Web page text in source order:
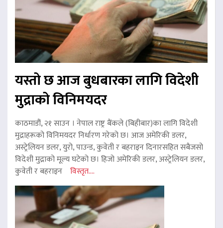
यस्तो छ आज बुधबारका लागि विदेशी
मुद्राको विनिमयदर
काठमाडौं, २१ साउन । नेपाल राष्ट्र बैंकले (बिहीबार)का लागि विदेशी
मुद्राहरूको विनिमयदर निर्धारण गरेको छ। आज अमेरिकी डलर,
अस्ट्रेलियन डलर, युरो, पाउन्ड, कुवेती र बहराइन दिनारसहित सबैजसो
विदेशी मुद्राको मूल्य घटेको छ। हिजो अमेरिकी डलर, अस्ट्रेलियन डलर,
कुवेती र बहराइन विस्तृत....